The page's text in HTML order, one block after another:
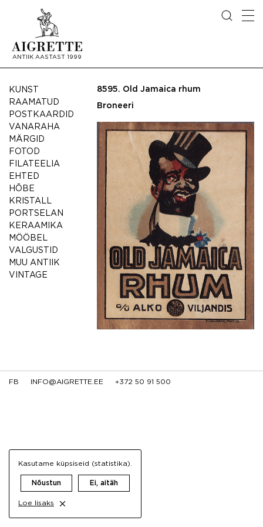
ANTIIK AASTAST 1999
KUNST
RAAMATUD
POSTKAARDID
VANARAHA
MÄRGID
FOTOD
FILATEELIA
EHTED
HÕBE
KRISTALL
PORTSELAN
KERAAMIKA
MÖÖBEL
VALGUSTID
MUU ANTIIK
VINTAGE
8595. Old Jamaica rhum
Broneeri
FB INFO@AIGRETTE.EE +372 50 91 500
Kasutame küpsiseid (statistika).
Nõustun Ei, aitäh
Loe lisaks